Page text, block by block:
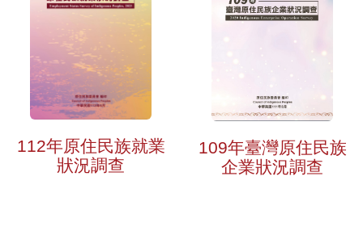
112年原住民族就業
狀況調查
109年臺灣原住民族
企業狀況調查